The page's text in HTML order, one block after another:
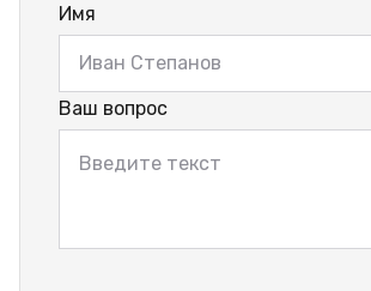
Имя
Ваш вопрос